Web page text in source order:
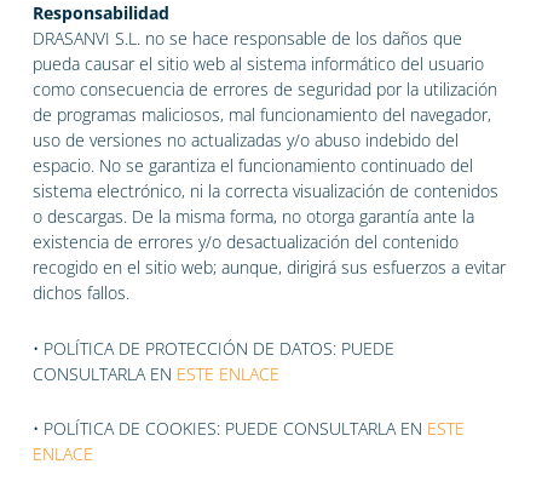
Responsabilidad
DRASANVI S.L. no se hace responsable de los daños que
pueda causar el sitio web al sistema informático del usuario
como consecuencia de errores de seguridad por la utilización
de programas maliciosos, mal funcionamiento del navegador,
uso de versiones no actualizadas y/o abuso indebido del
espacio. No se garantiza el funcionamiento continuado del
sistema electrónico, ni la correcta visualización de contenidos
o descargas. De la misma forma, no otorga garantía ante la
existencia de errores y/o desactualización del contenido
recogido en el sitio web; aunque, dirigirá sus esfuerzos a evitar
dichos fallos.
• POLÍTICA DE PROTECCIÓN DE DATOS: PUEDE
CONSULTARLA EN ESTE ENLACE
• POLÍTICA DE COOKIES: PUEDE CONSULTARLA EN ESTE
ENLACE